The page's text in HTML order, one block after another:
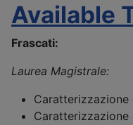
Available
Frascati:
Laurea Magistrale: